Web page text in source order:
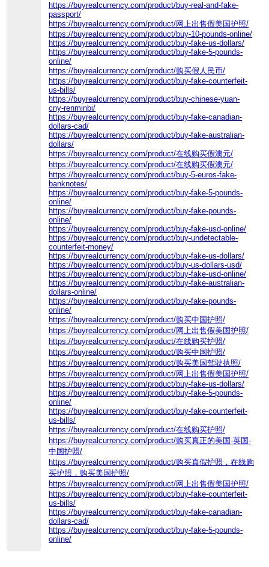
https://buyrealcurrency.com/product/buy-real-and-fake-
passport/
https://buyrealcurrency.com/product/网上出售假美国护照/
https://buyrealcurrency.com/product/buy-10-pounds-online/
https://buyrealcurrency.com/product/buy-fake-us-dollars/
https://buyrealcurrency.com/product/buy-fake-5-pounds-
online/
https://buyrealcurrency.com/product/购买假人民币/
https://buyrealcurrency.com/product/buy-fake-counterfeit-
us-bills/
https://buyrealcurrency.com/product/buy-chinese-yuan-
cny-renminbi/
https://buyrealcurrency.com/product/buy-fake-canadian-
dollars-cad/
https://buyrealcurrency.com/product/buy-fake-australian-
dollars/
https://buyrealcurrency.com/product/在线购买假澳元/
https://buyrealcurrency.com/product/在线购买假澳元/
https://buyrealcurrency.com/product/buy-5-euros-fake-
banknotes/
https://buyrealcurrency.com/product/buy-fake-5-pounds-
online/
https://buyrealcurrency.com/product/buy-fake-pounds-
online/
https://buyrealcurrency.com/product/buy-fake-usd-online/
https://buyrealcurrency.com/product/buy-undetectable-
counterfeit-money/
https://buyrealcurrency.com/product/buy-fake-us-dollars/
https://buyrealcurrency.com/product/buy-us-dollars-usd/
https://buyrealcurrency.com/product/buy-fake-usd-online/
https://buyrealcurrency.com/product/buy-fake-australian-
dollars-online/
https://buyrealcurrency.com/product/buy-fake-pounds-
online/
https://buyrealcurrency.com/product/购买中国护照/
https://buyrealcurrency.com/product/网上出售假美国护照/
https://buyrealcurrency.com/product/在线购买护照/
https://buyrealcurrency.com/product/购买中国护照/
https://buyrealcurrency.com/product/购买美国驾驶执照/
https://buyrealcurrency.com/product/网上出售假美国护照/
https://buyrealcurrency.com/product/buy-fake-us-dollars/
https://buyrealcurrency.com/product/buy-fake-5-pounds-
online/
https://buyrealcurrency.com/product/buy-fake-counterfeit-
us-bills/
https://buyrealcurrency.com/product/在线购买护照/
https://buyrealcurrency.com/product/购买真正的美国-英国-
中国护照/
https://buyrealcurrency.com/product/购买真假护照，在线购
买护照，购买美国护照/
https://buyrealcurrency.com/product/网上出售假美国护照/
https://buyrealcurrency.com/product/buy-fake-counterfeit-
us-bills/
https://buyrealcurrency.com/product/buy-fake-canadian-
dollars-cad/
https://buyrealcurrency.com/product/buy-fake-5-pounds-
online/